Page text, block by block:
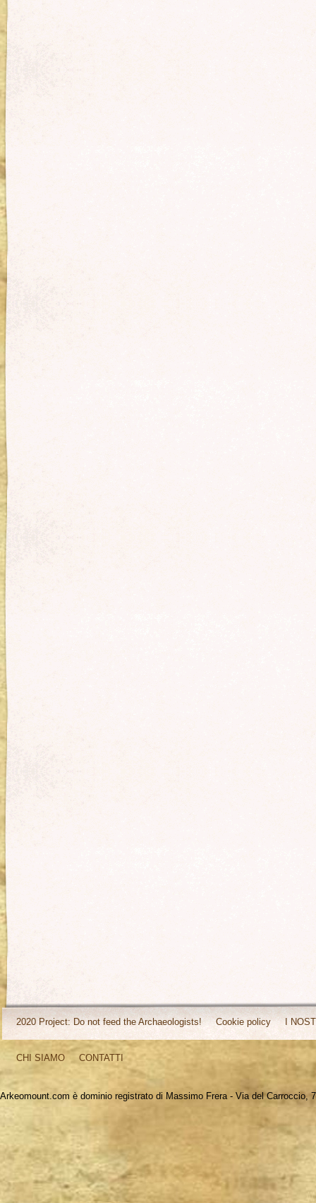
2020 Project: Do not feed the Archaeologists! Cookie policy I
CHI SIAMO CONTATTI
Arkeomount.com è dominio registrato di Massimo Frera - Via del